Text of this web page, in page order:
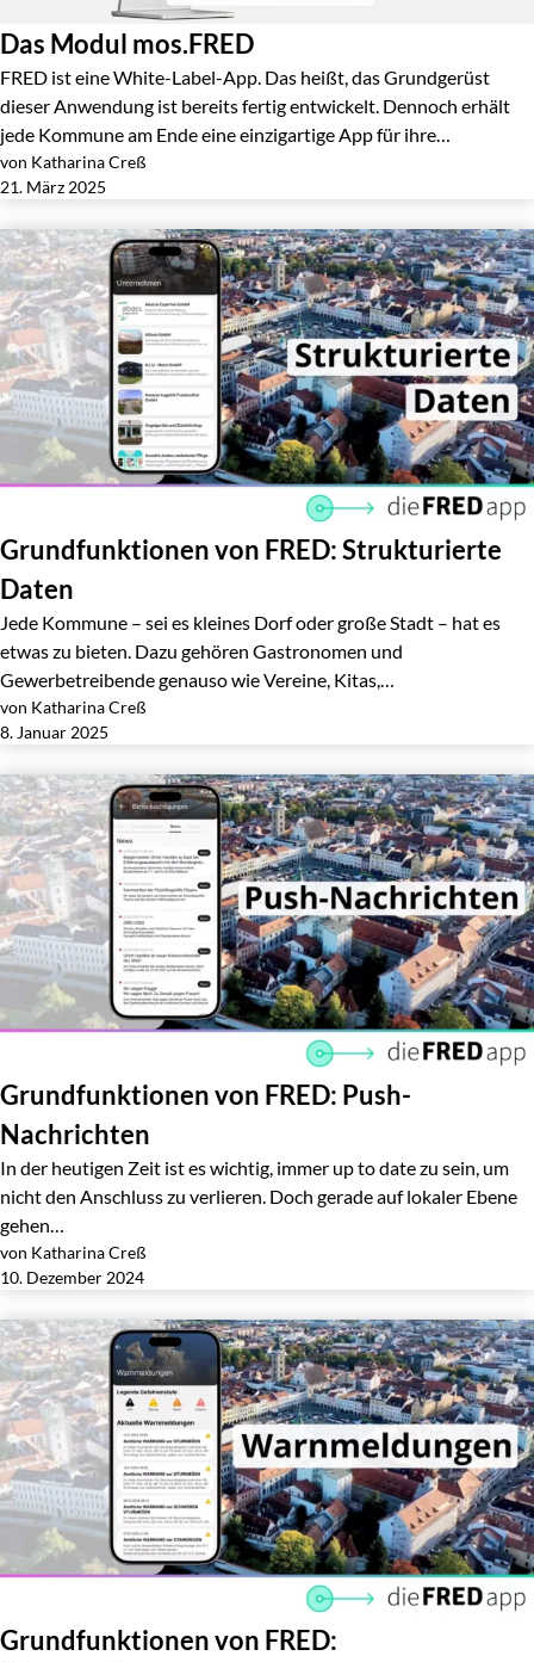
Das Modul mos.FRED
FRED ist eine White-Label-App. Das heißt, das Grundgerüst
dieser Anwendung ist bereits fertig entwickelt. Dennoch erhält
jede Kommune am Ende eine einzigartige App für ihre…
von Katharina Creß
21. März 2025
Grundfunktionen von FRED: Strukturierte
Daten
Jede Kommune – sei es kleines Dorf oder große Stadt – hat es
etwas zu bieten. Dazu gehören Gastronomen und
Gewerbetreibende genauso wie Vereine, Kitas,…
von Katharina Creß
8. Januar 2025
Grundfunktionen von FRED: Push-
Nachrichten
In der heutigen Zeit ist es wichtig, immer up to date zu sein, um
nicht den Anschluss zu verlieren. Doch gerade auf lokaler Ebene
gehen…
von Katharina Creß
10. Dezember 2024
Grundfunktionen von FRED: